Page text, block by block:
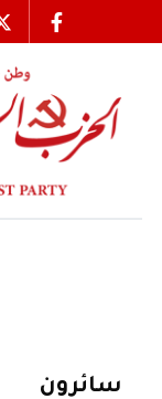
سائرون